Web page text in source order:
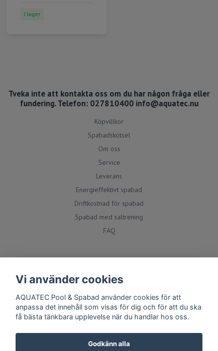
I lager
Tveka inte att kontakta oss om du har någon fråga eller
fundering. Telefon: 027810400 info@aquatec.nu
Köpvillkor
Spabadskötsel
Om oss
Service
Leverans
Energieffektivt spabad
Driftkostnad för spabad
Spabad med saltrening
FAQ
Vi använder cookies
AQUATEC Pool & Spabad använder cookies för att
anpassa det innehåll som visas för dig och för att du ska
få bästa tänkbara upplevelse när du handlar hos oss.
Godkänn alla